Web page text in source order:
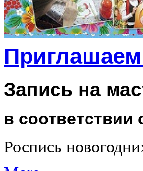
Запись на
в соответствии
Роспись